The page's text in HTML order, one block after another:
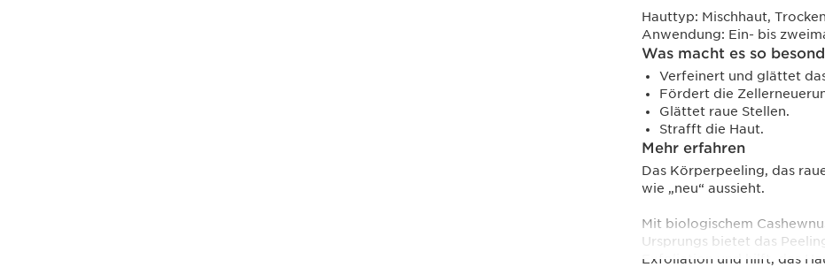
Hauttyp: Mischhaut,
Anwendung: Ein- bis
Was macht es so
Verfeinert und glättet
Fördert die
Glättet raue Stellen.
Strafft die Haut.
Mehr erfahren
Das Körperpeeling, das
wie „neu“ aussieht.
Mit biologischem
Ursprungs bietet das
Exfoliation und hilft, das